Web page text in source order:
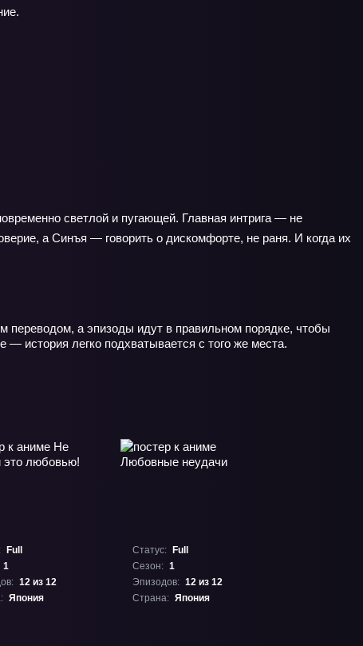
светлой и пугающей. Главная интрига — не
а Синъя — говорить о дискомфорте, не раня. И когда их
переводом, а эпизоды идут в правильном порядке, чтобы
история легко подхватывается с того же места.
Full
1
12 из 12
Япония
Статус:
Full
Сезон: 1
Эпизодов: 12 из 12
Страна: Япония